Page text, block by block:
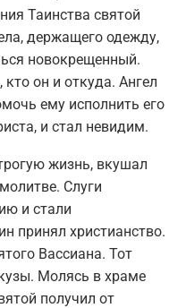
Таинства святой
держащего одежду,
новокрещенный.
кто он и откуда. Ангел
ему исполнить его
и стал невидим.
жизнь, вкушал
Слуги
и стали
принял христианство.
Вассиана. Тот
Молясь в храме
получил от